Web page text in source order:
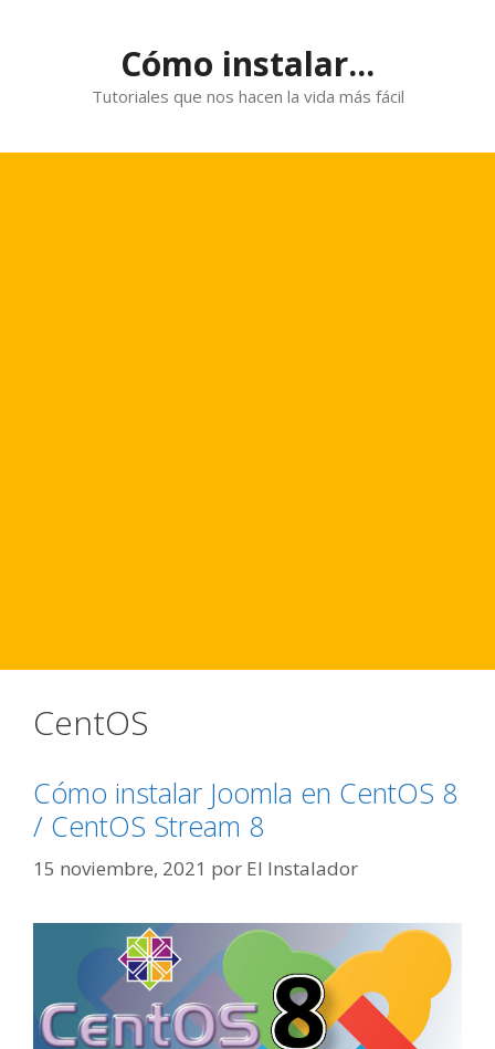
Cómo instalar...
Tutoriales que nos hacen la vida más fácil
CentOS
Cómo instalar Joomla en CentOS 8
/ CentOS Stream 8
15 noviembre, 2021 por El Instalador